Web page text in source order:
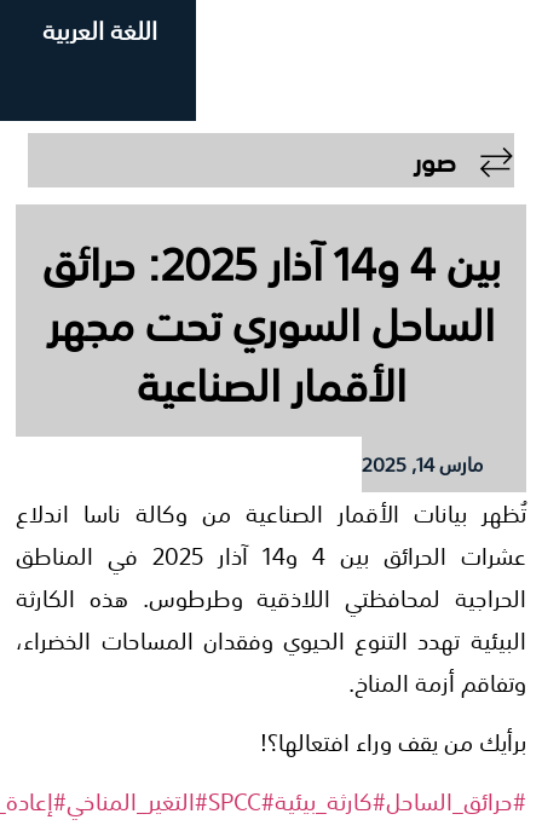
بين 4 و14 آذار 2025: حرائق
مجهر
ناسا اندلاع
عشرات الحرائق بين 4 و14 آذار 2025 في المناطق
هذه الكارثة
الخضراء،
#إعادة_التشجير#NASA